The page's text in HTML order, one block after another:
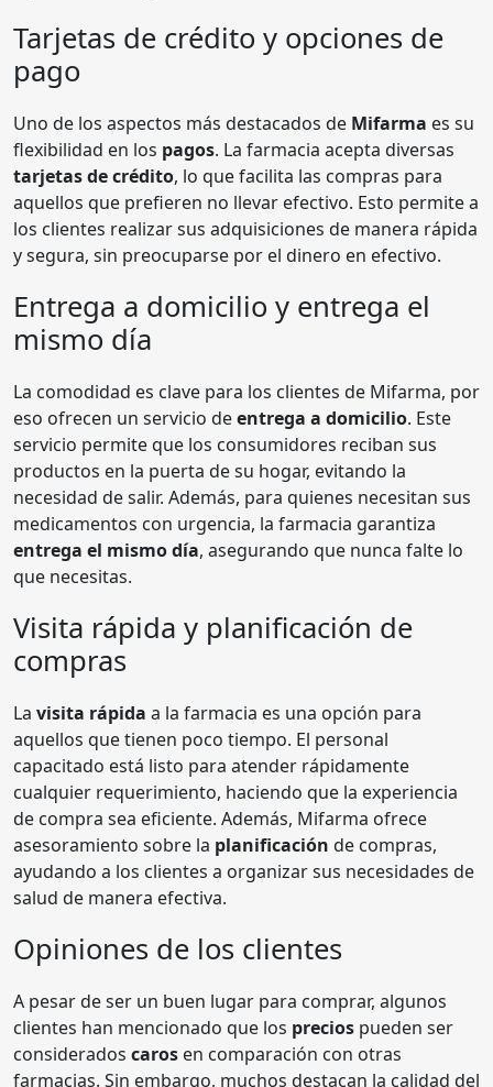
Tarjetas de crédito y opciones de
pago
Uno de los aspectos más destacados de Mifarma es su
flexibilidad en los pagos. La farmacia acepta diversas
tarjetas de crédito, lo que facilita las compras para
aquellos que prefieren no llevar efectivo. Esto permite a
los clientes realizar sus adquisiciones de manera rápida
y segura, sin preocuparse por el dinero en efectivo.
Entrega a domicilio y entrega el
mismo día
La comodidad es clave para los clientes de Mifarma, por
eso ofrecen un servicio deentrega a domicilio. Este
servicio permite que los consumidores reciban sus
productos en la puerta de su hogar, evitando la
necesidad de salir. Además, para quienes necesitan sus
medicamentos con urgencia, la farmacia garantiza
entrega el mismo día, asegurando que nunca falte lo
que necesitas.
Visita rápida y planificación de
compras
La visita rápida a la farmacia es una opción para
aquellos que tienen poco tiempo. El personal
capacitado está listo para atender rápidamente
cualquier requerimiento, haciendo que la experiencia
de compra sea eficiente. Además, Mifarma ofrece
asesoramiento sobre la planificación de compras,
ayudando a los clientes a organizar sus necesidades de
salud de manera efectiva.
Opiniones de los clientes
A pesar de ser un buen lugar para comprar, algunos
clientes han mencionado que los precios pueden ser
considerados caros en comparación con otras
farmacias. Sin embargo, muchos destacan la calidad del